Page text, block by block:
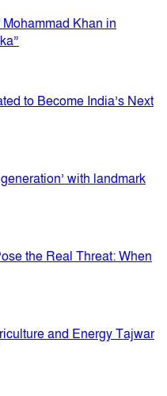
Khan in
to Become India’s Next
with landmark
the Real Threat: When
and Energy Tajwar